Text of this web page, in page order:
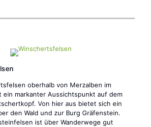
oberhalb von Merzalben im
ein markanter Aussichtspunkt auf dem
Von hier aus bietet sich ein
den Wald und zur Burg Gräfenstein.
ist über Wanderwege gut